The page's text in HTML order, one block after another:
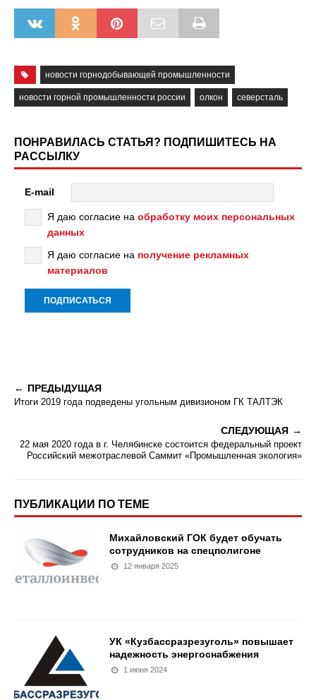
новости горнодобывающей промышленности
новости горной промышленности россии олкон северсталь
ПОНРАВИЛАСЬ СТАТЬЯ? ПОДПИШИТЕСЬ НА
РАССЫЛКУ
E-mail
Я даю согласие на обработку моих персональных
данных
Я даю согласие на получение рекламных
материалов
ПРЕДЫДУЩАЯ
Итоги 2019 года подведены угольным дивизионом ГК ТАЛТЭК
СЛЕДУЮЩАЯ
22 мая 2020 года в г. Челябинске состоится федеральный проект
Российский межотраслевой Саммит «Промышленная экология»
ПУБЛИКАЦИИ ПО ТЕМЕ
Михайловский ГОК будет обучать
сотрудников на спецполигоне
12 января 2025
УК «Кузбассразрезуголь» повышает
надежность энергоснабжения
1 июня 2024